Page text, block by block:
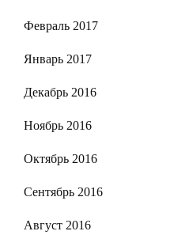
Февраль 2017
Январь 2017
Декабрь 2016
Ноябрь 2016
Октябрь 2016
Сентябрь 2016
Август 2016